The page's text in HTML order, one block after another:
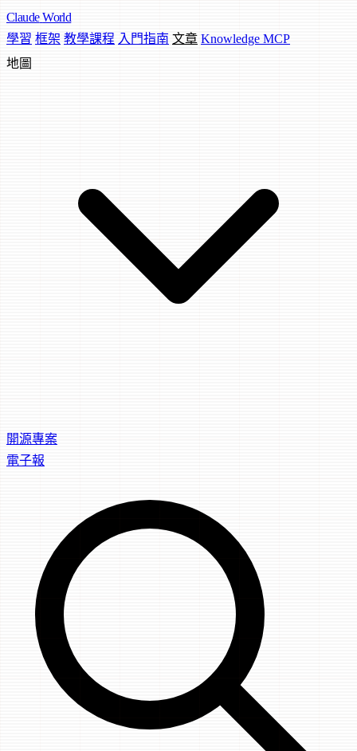
Claude World
學習 框架 教學課程 入門指南 文章 Knowledge MCP
地圖
開源專案
電子報